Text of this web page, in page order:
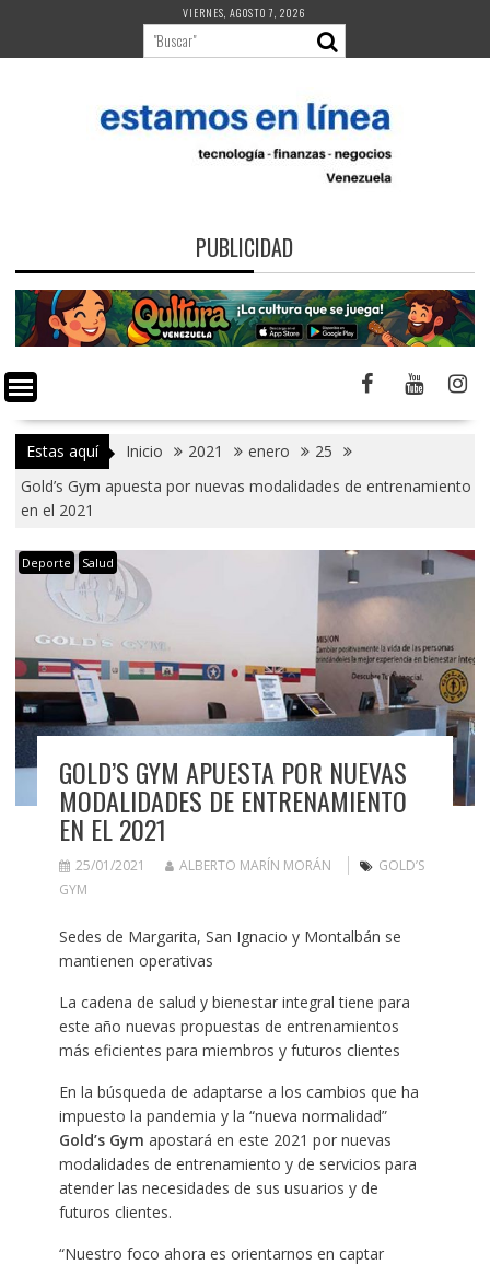
contenido
VIERNES, AGOSTO 7, 2026
PUBLICIDAD
Estas aquí Inicio 2021 enero
25
Gold’s Gym apuesta por nuevas modalidades de entrenamiento
en el 2021
Deporte Salud
GOLD’S GYM APUESTA POR NUEVAS
MODALIDADES DE ENTRENAMIENTO
EN EL 2021
25/01/2021 ALBERTO MARÍN MORÁN
GOLD’S
GYM
Sedes de Margarita, San Ignacio y Montalbán se
mantienen operativas
La cadena de salud y bienestar integral tiene para
este año nuevas propuestas de entrenamientos
más eficientes para miembros y futuros clientes
En la búsqueda de adaptarse a los cambios que ha
impuesto la pandemia y la “nueva normalidad”
Gold’s Gym apostará en este 2021 por nuevas
modalidades de entrenamiento y de servicios para
atender las necesidades de sus usuarios y de
futuros clientes.
“Nuestro foco ahora es orientarnos en captar